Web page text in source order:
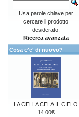
Usa parole chiave per
cercare il prodotto
desiderato.
Ricerca avanzata
Cosa c'e' di nuovo?
LA CELLA CELA IL CIELO
14.00€